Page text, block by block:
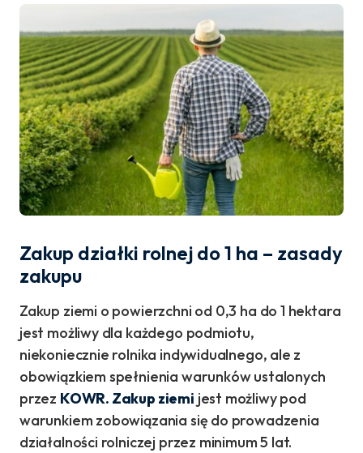
Zakup działki rolnej do 1 ha – zasady
zakupu
Zakup ziemi o powierzchni od 0,3 ha do 1 hektara
jest możliwy dla każdego podmiotu,
niekoniecznie rolnika indywidualnego, ale z
obowiązkiem spełnienia warunków ustalonych
przez KOWR. Zakup ziemi jest możliwy pod
warunkiem zobowiązania się do prowadzenia
działalności rolniczej przez minimum 5 lat.